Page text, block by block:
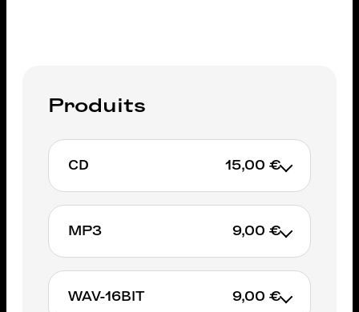
Produits
CD 15,00 €
AJOUTER AU PANIER
MP3 9,00 €
AJOUTER AU PANIER
WAV-16BIT 9,00 €